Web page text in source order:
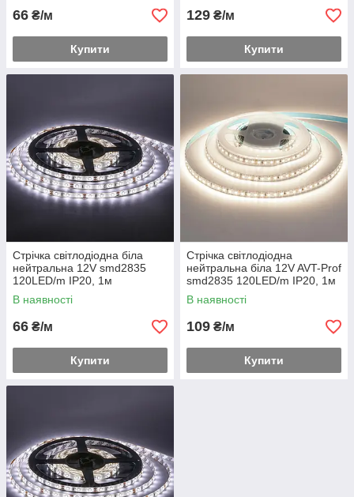
66 ₴/м
Купити
129 ₴/м
Купити
Стрічка світлодіодна біла
нейтральна 12V smd2835
120LED/m IP20, 1м
В наявності
66 ₴/м
Купити
Стрічка світлодіодна
нейтральна біла 12V AVT-Prof
smd2835 120LED/m IP20, 1м
В наявності
109 ₴/м
Купити